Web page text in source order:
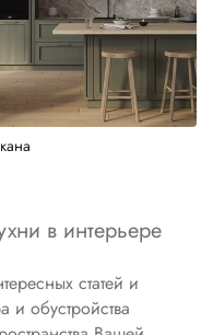
в интерьере
статей и
и обустройства